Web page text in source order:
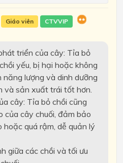
Giáo viên CTVVIP
triển của cây: Tỉa bỏ
yếu, bị hại hoặc không
lượng và dinh dưỡng
và sản xuất trái tốt hơn.
cây: Tỉa bỏ chồi cũng
của cây chuối, đảm bảo
quá rậm, dễ quản lý
giữa các chồi và tối ưu